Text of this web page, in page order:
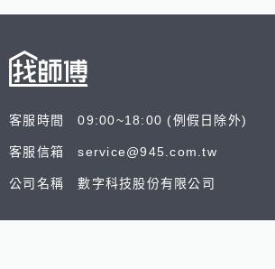
客服時間 09:00~18:00 (例假日除外)
客服信箱 service@945.com.tw
公司名稱 數字科技股份有限公司